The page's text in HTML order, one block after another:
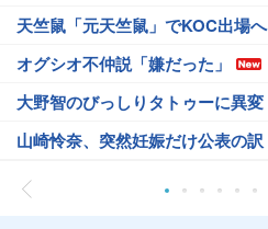
天竺鼠「元天竺鼠」でKOC出場へ
オグシオ不仲説「嫌だった」
大野智のびっしりタトゥーに異変
山崎怜奈、突然妊娠だけ公表の訳